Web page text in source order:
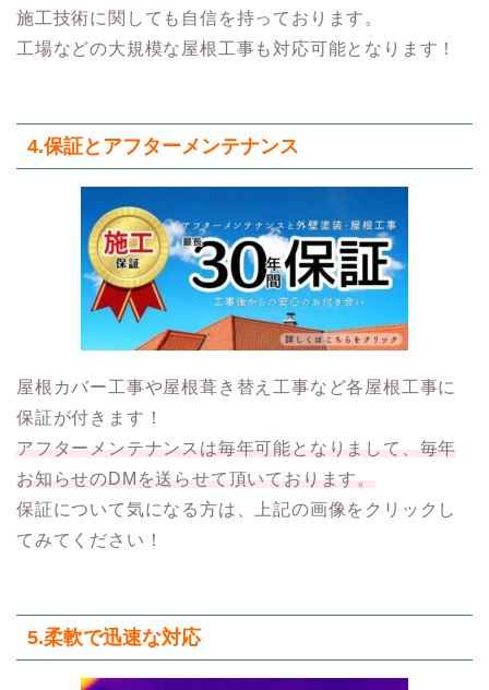
施工技術に関しても自信を持っております。
工場などの大規模な屋根工事も対応可能となります！
4.保証とアフターメンテナンス
屋根カバー工事や屋根葺き替え工事など各屋根工事に
保証が付きます！
アフターメンテナンスは毎年可能となりまして、毎年
お知らせのDMを送らせて頂いております。
保証について気になる方は、上記の画像をクリックし
てみてください！
5.柔軟で迅速な対応